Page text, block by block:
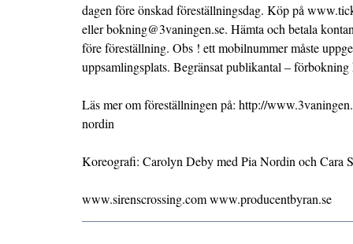
dagen före önskad föreställningsdag. Köp på
eller bokning@3vaningen.se. Hämta och betala
före föreställning. Obs ! ett mobilnummer måste
uppsamlingsplats. Begränsat publikantal – förbokning
Läs mer om föreställningen på: http://
nordin
Koreografi: Carolyn Deby med Pia Nordin och Cara
www.sirenscrossing.com www.producentbyran.se